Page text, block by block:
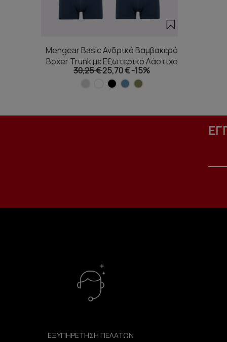
Mengear Basic Ανδρικό Βαμβακερό
Boxer Trunk με Εξωτερικό Λάστιχο
2τμχ
30,25 €25,70 €-15%
ΕΞΥΠΗΡΕΤΗΣΗ ΠΕΛΑΤΩΝ